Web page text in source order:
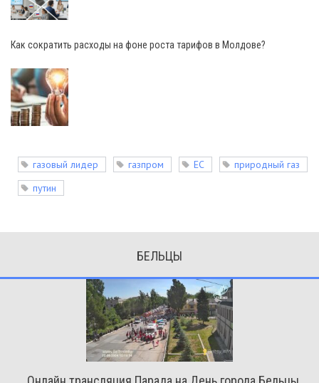
Как сократить расходы на фоне роста тарифов в Молдове?
газовый лидер газпром ЕС
природный газ
путин
БЕЛЬЦЫ